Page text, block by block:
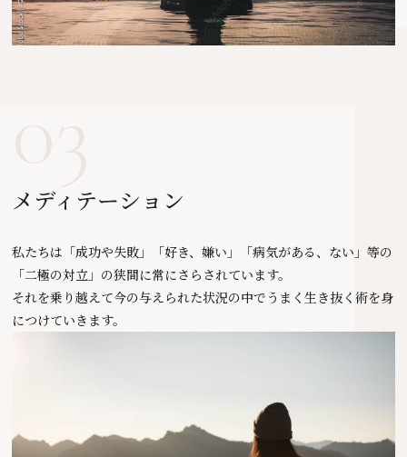
メディテーション
私たちは「成功や失敗」「好き、嫌い」「病気がある、ない」等の
「二極の対立」の狭間に常にさらされています。
それを乗り越えて今の与えられた状況の中でうまく生き抜く術を身
につけていきます。